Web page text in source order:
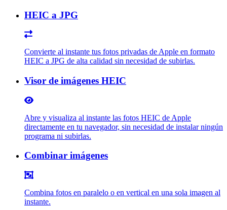
HEIC a JPG
Convierte al instante tus fotos privadas de Apple en formato
HEIC a JPG de alta calidad sin necesidad de subirlas.
Visor de imágenes HEIC
Abre y visualiza al instante las fotos HEIC de Apple
directamente en tu navegador, sin necesidad de instalar ningún
programa ni subirlas.
Combinar imágenes
Combina fotos en paralelo o en vertical en una sola imagen al
instante.